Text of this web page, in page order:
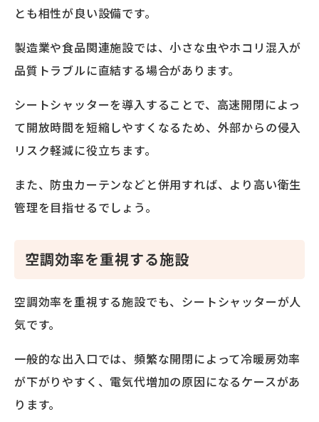
とも相性が良い設備です。
製造業や食品関連施設では、小さな虫やホコリ混入が
品質トラブルに直結する場合があります。
シートシャッターを導入することで、高速開閉によっ
て開放時間を短縮しやすくなるため、外部からの侵入
リスク軽減に役立ちます。
また、防虫カーテンなどと併用すれば、より高い衛生
管理を目指せるでしょう。
空調効率を重視する施設
空調効率を重視する施設でも、シートシャッターが人
気です。
一般的な出入口では、頻繁な開閉によって冷暖房効率
が下がりやすく、電気代増加の原因になるケースがあ
ります。